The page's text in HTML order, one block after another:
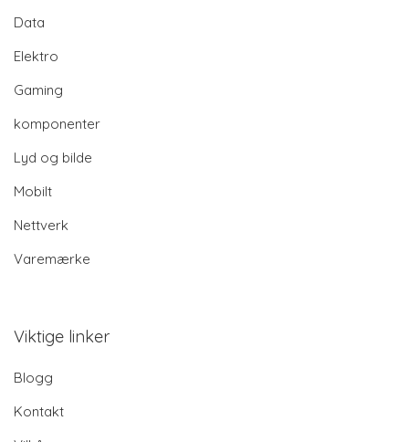
Data
Elektro
Gaming
komponenter
Lyd og bilde
Mobilt
Nettverk
Varemærke
Viktige linker
Blogg
Kontakt